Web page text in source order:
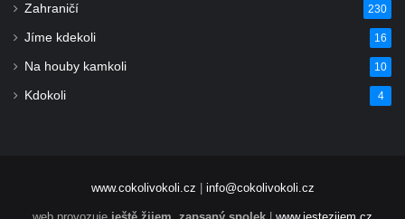
248/16 na Masarykově nábřeží v Praze
Pamětní deska Bedřicha Smetany na domě
čp. 248/16 na Masarykově nábřeží v Praze
Pamětní deska Karla Knittla na domě čp.
Pamětní deska Volkmara Gaberta na domě
Zahraničí 230
Jíme kdekoli 16
Na houby kamkoli 10
Kdokoli 4
www.cokolivokoli.cz | info@cokolivokoli.cz